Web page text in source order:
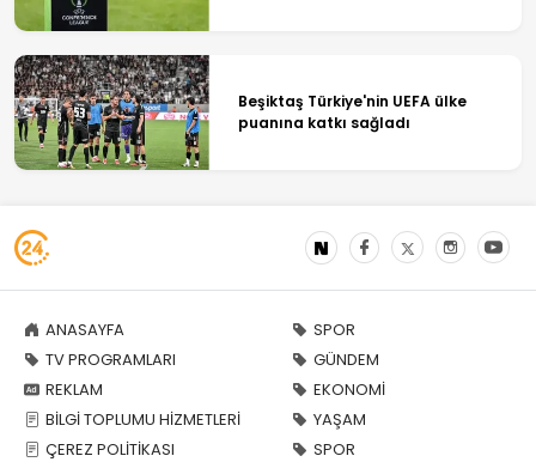
Beşiktaş Türkiye'nin UEFA ülke
puanına katkı sağladı
ANASAYFA
TV PROGRAMLARI
REKLAM
BİLGİ TOPLUMU HİZMETLERİ
ÇEREZ POLİTİKASI
SPOR
GÜNDEM
EKONOMİ
YAŞAM
SPOR